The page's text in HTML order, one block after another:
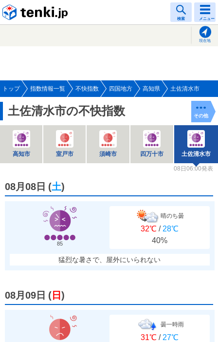
検索 メニュー
現在地
トップ 指数情報一覧 不快指数 四国地方 高知県 土佐清水市
土佐清水市の不快指数
高知市 室戸市 須崎市 四万十市 土佐清水市
その他
08日06:00発表
08月08日 (土)
85
晴のち曇
32℃ / 28℃
40%
猛烈な暑さで、屋外にいられない
08月09日 ( 日 )
曇一時雨
31℃ / 27℃